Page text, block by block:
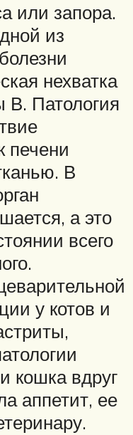
или запора.
из
нехватка
В. Патология
печени
В
а это
всего
у котов и
кошка вдруг
аппетит, ее